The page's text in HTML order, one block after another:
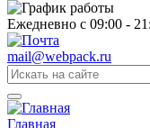
Ежедневно с 09:00 -
mail@webpack.ru
Главная